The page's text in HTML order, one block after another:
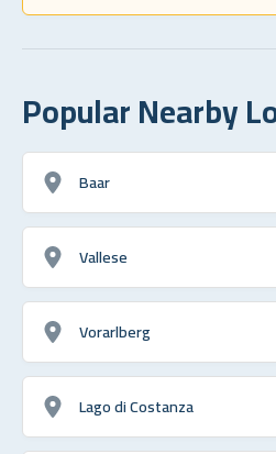
Popular Nearby
Baar
Vallese
Vorarlberg
Lago di Costanza